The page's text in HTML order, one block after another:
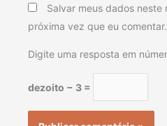
Salvar meus dados neste
próxima vez que eu comentar.
Digite uma resposta em
dezoito − 3 =